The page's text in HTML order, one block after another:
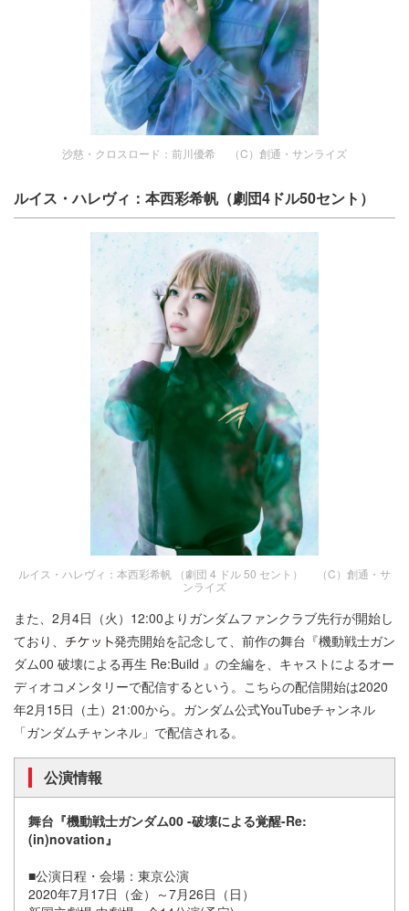
沙慈・クロスロード：前川優希 （C）創通・サンライズ
ルイス・ハレヴィ：本西彩希帆（劇団4ドル50セント）
ルイス・ハレヴィ：本西彩希帆 （劇団 4 ドル 50 セント） （C）創通・サ
ンライズ
また、2月4日（火）12:00よりガンダムファンクラブ先行が開始し
ており、
発売開始を記念して、前作の舞台『機動戦士ガン
ダム00 破壊による再生 Re:Build 』の全編を、キャストによるオー
ディオコメンタリーで配信するという。こちらの配信開始は2020
年2月15日（土）21:00から。ガンダム公式YouTubeチャンネル
「ガンダムチャンネル」で配信される。
公演情報
舞台『機動戦士ガンダム00 -破壊による覚醒-Re:
(in)novation』
■公演日程・会場：東京公演
2020年7月17日（金）～7月26日（日）